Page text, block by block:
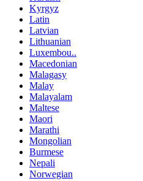
Kyrgyz
Latin
Latvian
Lithuanian
Luxembou..
Macedonian
Malagasy
Malay
Malayalam
Maltese
Maori
Marathi
Mongolian
Burmese
Nepali
Norwegian